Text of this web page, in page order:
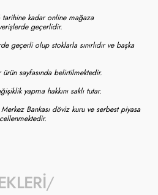
kadar online mağaza
geçerlidir.
geçerli olup stoklarla sınırlıdır ve başka
ürün sayfasında belirtilmektedir.
yapma hakkını saklı tutar.
Bankası döviz kuru ve serbest piyasa